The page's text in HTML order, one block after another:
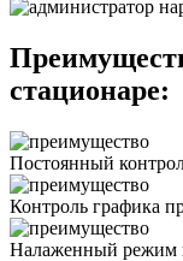
стационаре:
Постоянный
Контроль графика
Налаженный режим